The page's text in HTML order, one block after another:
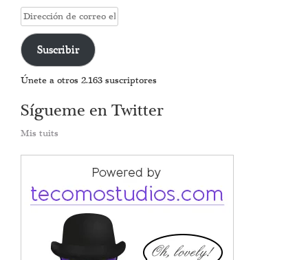
Dirección
de
correo
electrónico
Suscribir
Únete a otros 2.163 suscriptores
Sígueme en Twitter
Mis tuits